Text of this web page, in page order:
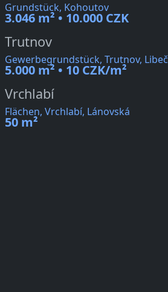
Grundstück, Kohoutov
3.046 m² • 10.000 CZK
Trutnov
Gewerbegrundstück, Trutnov, Libeč
5.000 m² • 10 CZK/m²
Vrchlabí
Flächen, Vrchlabí, Lánovská
50 m²